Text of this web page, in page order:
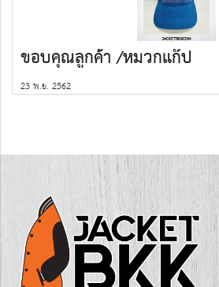
ขอบคุณลูกค้า /หมวกแก๊ป
23 พ.ย. 2562